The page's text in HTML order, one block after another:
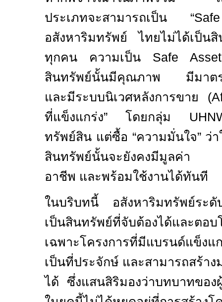
ประเภทจะสามารถเป็น “
อสังหาริมทรัพย์ ไทยไม่ได้เป็น
ทุกคน ความเป็น Safe
สินทรัพย์นั้นมีคุณภาพ มีมาตรฐ
และมีระบบนิเวศหลังการขาย (
ที่แข็งแกร่ง” โดยกลุ่ม
ทรัพย์สิน แต่ซื้อ “ความมั่นใจ” ว่
สินทรัพย์นั้นจะยังคงมีมูลค่า ไ
อาชีพ และพร้อมใช้งานได้ทันที
ในบริบทนี้ อสังหาริมทรัพย์ระดั
เป็นสินทรัพย์ที่จับต้องได้และต
เฉพาะโครงการที่มีแบรนด์แข็ง
เป็นที่ประจักษ์ และสามารถสร้า
ได้ ซึ่งแสนสิริมองว่าบทบาทขอ